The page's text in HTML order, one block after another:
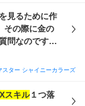
必要があり恩
あたりのリタ
のメリットす
に少なく、
。 理想編成
ススメや編
よろしくお願いいたします。
見るために作
その際に金の
うか？
スター シャイニーカラーズ
スキル１つ落